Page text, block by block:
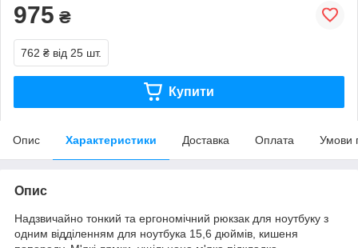
975 ₴
762 ₴ від 25 шт.
Купити
Опис Характеристики Доставка Оплата Умови
Опис
Надзвичайно тонкий та ергономічний рюкзак для ноутбуку з
одним відділенням для ноутбука 15,6 дюймів, кишеня